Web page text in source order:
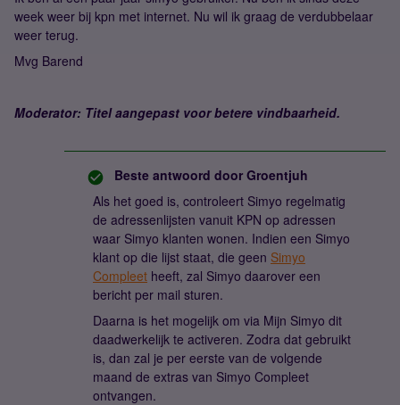
week weer bij kpn met internet. Nu wil ik graag de verdubbelaar
weer terug.
Mvg Barend
Moderator: Titel aangepast voor betere vindbaarheid.
Beste antwoord door Groentjuh
Als het goed is, controleert Simyo regelmatig
de adressenlijsten vanuit KPN op adressen
waar Simyo klanten wonen. Indien een Simyo
klant op die lijst staat, die geen Simyo
Compleet heeft, zal Simyo daarover een
bericht per mail sturen.
Daarna is het mogelijk om via Mijn Simyo dit
daadwerkelijk te activeren. Zodra dat gebruikt
is, dan zal je per eerste van de volgende
maand de extras van Simyo Compleet
ontvangen.